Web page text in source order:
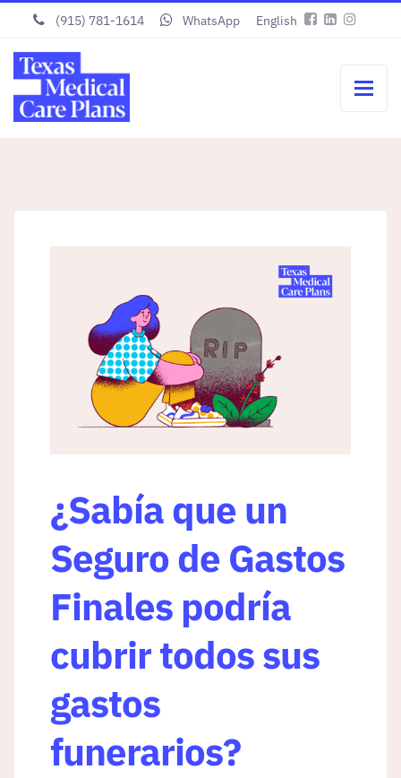
(915) 781-1614 WhatsApp English
¿Sabía que un
Seguro de Gastos
Finales podría
cubrir todos sus
gastos
funerarios?